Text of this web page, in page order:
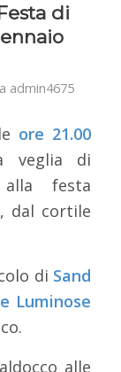
di
admin4675
ore 21.00
di
festa
, dal cortile
di Sand
Luminose
alle